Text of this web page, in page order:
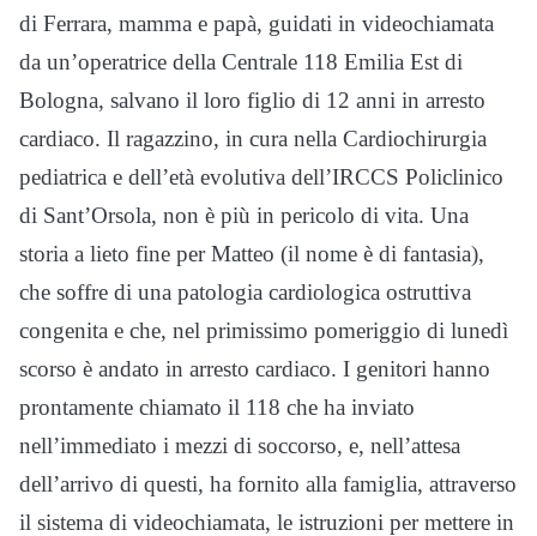
di Ferrara, mamma e papà, guidati in videochiamata
da un’operatrice della Centrale 118 Emilia Est di
Bologna, salvano il loro figlio di 12 anni in arresto
cardiaco. Il ragazzino, in cura nella Cardiochirurgia
pediatrica e dell’età evolutiva dell’IRCCS Policlinico
di Sant’Orsola, non è più in pericolo di vita. Una
storia a lieto fine per Matteo (il nome è di fantasia),
che soffre di una patologia cardiologica ostruttiva
congenita e che, nel primissimo pomeriggio di lunedì
scorso è andato in arresto cardiaco. I genitori hanno
prontamente chiamato il 118 che ha inviato
nell’immediato i mezzi di soccorso, e, nell’attesa
dell’arrivo di questi, ha fornito alla famiglia, attraverso
il sistema di videochiamata, le istruzioni per mettere in